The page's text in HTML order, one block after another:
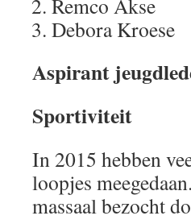
Remco Akse
Debora Kroese
Aspirant
Sportiviteit
In 2015 hebben
loopjes
massaal bezocht